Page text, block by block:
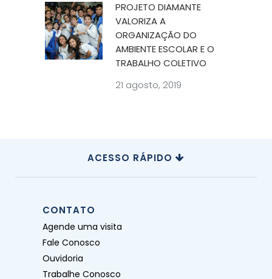
PROJETO DIAMANTE
VALORIZA A
ORGANIZAÇÃO DO
AMBIENTE ESCOLAR E O
TRABALHO COLETIVO
21 agosto, 2019
ACESSO RÁPIDO
CONTATO
Agende uma visita
Fale Conosco
Ouvidoria
Trabalhe Conosco